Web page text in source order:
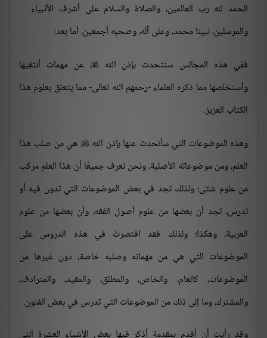
الحمد لله رب العالمين، والصلاة والسلام على أشرف الأنبياء
والمرسلين، نبينا محمد، وعلى آله، وصحبه أجمعين، أما بعد:
ففي هذه المجالس سنتحدث بإذن الله عن مهمات أنتقيها
وأستخلصها مما ذكره العلماء -رحمهم الله تعالى- مما يتعلق بعلوم هذا
الكتاب العزيز.
وهذه الموضوعات التي سأتحدث عنها بإذن الله هي من صلب هذا
العلم، ومن موضوعاته الأصلية، ونحن نعرف جميعًا أن هذا العلم مركب
من علوم شتى؛ ولذلك تجد في بعض الموضوعات التي تدون فيه أو
تدرس، تجد أن بعضها من علوم أصول الفقه، وأن بعضها من علوم
العربية، وهكذا؛ ولذلك فقد اقتصرتُ في هذه الدروس على
الموضوعات التي هي من مهماته وصلبه خاصة، دون غيرها من
الموضوعات، كالعام، والخاص، والمطلق، والمقيد، والمترادف،
والمشترك، وما إلى ذلك من الموضوعات التي تدرس في بعض الفنون.
وقد رأيت أن أقدم بمقدمة أذكر فيها بعض الأشياء العشرة التي